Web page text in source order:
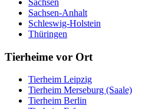
Sachsen
Sachsen-Anhalt
Schleswig-Holstein
Thüringen
Tierheime vor Ort
Tierheim Leipzig
Tierheim Merseburg (Saale)
Tierheim Berlin